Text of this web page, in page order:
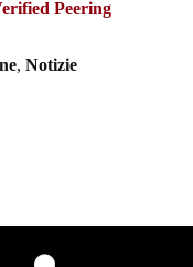
Peering
, Notizie